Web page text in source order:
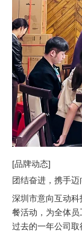
[品牌动态]
团结奋进，携手
深圳市意向互动
餐活动，为全体
过去的一年公司取